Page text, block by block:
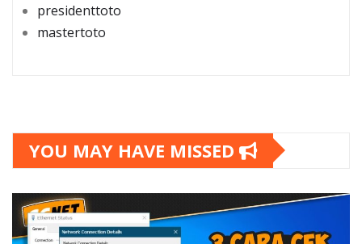
presidenttoto
mastertoto
YOU MAY HAVE MISSED